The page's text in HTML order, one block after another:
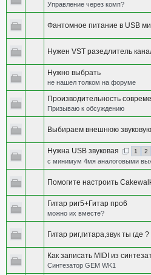
Управление через комп?
Фантомное питание в USB
Нужен VST разедлитель
Нужно выбрать
не нашел толком на форуме
Производительность
Призываю к обсуждению
Выбираем внешнюю звуковую
Нужна USB звуковая 1 2
c минимум 4мя аналоговыми
Помогите настроить
Гитар риг5+Гитар про6
можно их вместе?
Гитар риг,гитара,звук ты где ?
Как записать MIDI из
Синтезатор GEM WK1